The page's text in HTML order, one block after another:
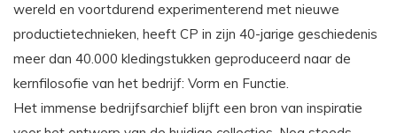
wereld en voortdurend experimenterend met nieuwe
productietechnieken, heeft CP in zijn 40-jarige geschiedenis
meer dan 40.000 kledingstukken geproduceerd naar de
kernfilosofie van het bedrijf: Vorm en Functie.
Het immense bedrijfsarchief blijft een bron van inspiratie